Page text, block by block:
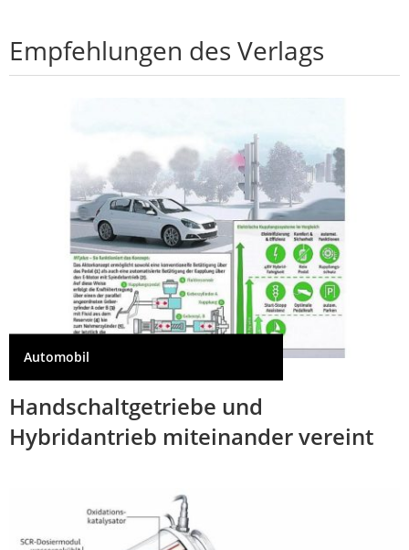
Empfehlungen des Verlags
Automobil
Handschaltgetriebe und
Hybridantrieb miteinander vereint